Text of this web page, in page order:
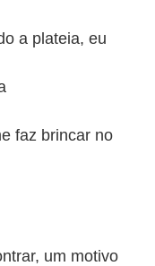
a plateia, eu
faz brincar no
um motivo